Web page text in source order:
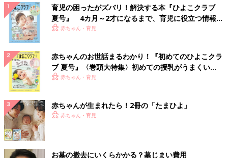
育児の困ったがズバリ！解決する本『ひよこクラブ
夏号』 4カ月～2才になるまで、育児に役立つ情報が
いっぱい！
赤ちゃん・育児
赤ちゃんのお世話まるわかり！『初めてのひよこクラ
ブ 夏号』〈巻頭大特集〉初めての授乳がうまくい
く！ おっぱい・ミルクの基本と夏のトラブル 解決テ
赤ちゃん・育児
赤ちゃんが生まれたら！2冊の「たまひよ」
赤ちゃん・育児
お墓の撤去にいくらかかる？墓じまい費用